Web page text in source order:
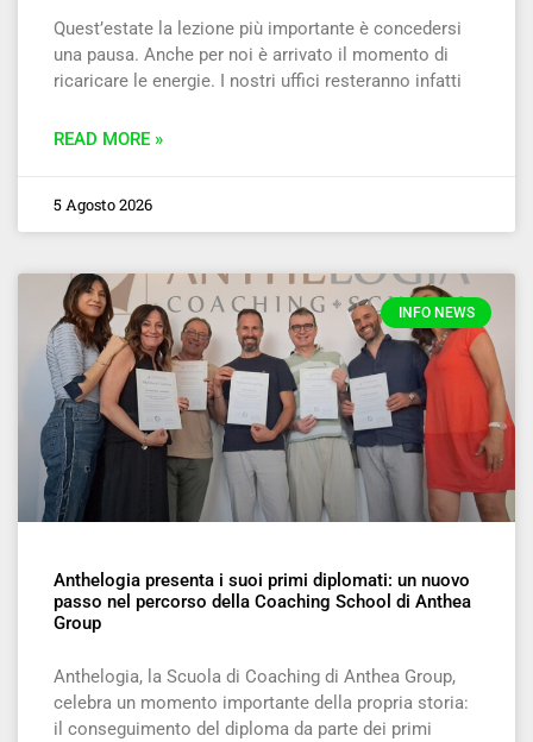
Quest’estate la lezione più importante è concedersi
una pausa. Anche per noi è arrivato il momento di
ricaricare le energie. I nostri uffici resteranno infatti
READ MORE »
5 Agosto 2026
INFO NEWS
Anthelogia presenta i suoi primi diplomati: un nuovo
passo nel percorso della Coaching School di Anthea
Group
Anthelogia, la Scuola di Coaching di Anthea Group,
celebra un momento importante della propria storia:
il conseguimento del diploma da parte dei primi